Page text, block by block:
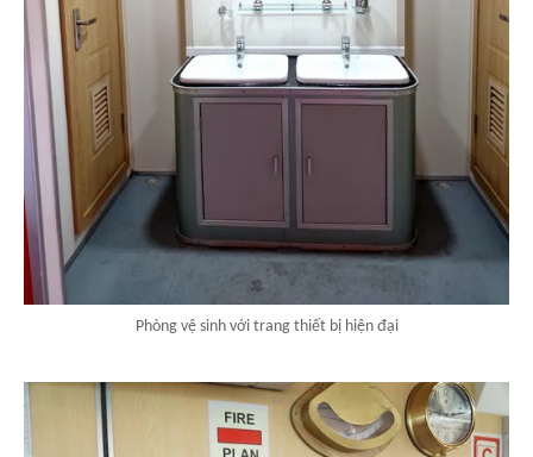
Phòng vệ sinh với trang thiết bị hiện đại